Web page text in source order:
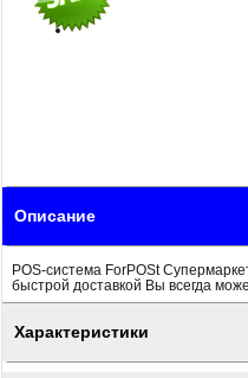
Описание
POS-система ForPOSt
быстрой доставкой Вы всегда
Характеристики